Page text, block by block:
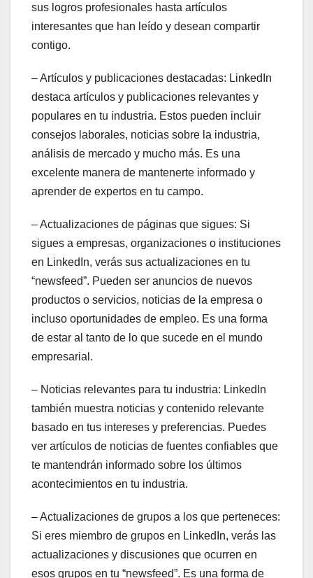
sus logros profesionales hasta artículos
interesantes que han leído y desean compartir
contigo.
– Artículos y publicaciones destacadas: LinkedIn
destaca artículos y publicaciones relevantes y
populares en tu industria. Estos pueden incluir
consejos laborales, noticias sobre la industria,
análisis de mercado y mucho más. Es una
excelente manera de mantenerte informado y
aprender de expertos en tu campo.
– Actualizaciones de páginas que sigues: Si
sigues a empresas, organizaciones o instituciones
en LinkedIn, verás sus actualizaciones en tu
“newsfeed”. Pueden ser anuncios de nuevos
productos o servicios, noticias de la empresa o
incluso oportunidades de empleo. Es una forma
de estar al tanto de lo que sucede en el mundo
empresarial.
– Noticias relevantes para tu industria: LinkedIn
también muestra noticias y contenido relevante
basado en tus intereses y preferencias. Puedes
ver artículos de noticias de fuentes confiables que
te mantendrán informado sobre los últimos
acontecimientos en tu industria.
– Actualizaciones de grupos a los que perteneces:
Si eres miembro de grupos en LinkedIn, verás las
actualizaciones y discusiones que ocurren en
esos grupos en tu “newsfeed”. Es una forma de